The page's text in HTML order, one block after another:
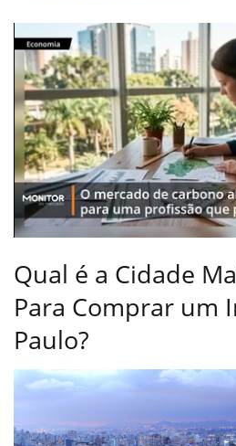
Qual é a Cidade
Para Comprar um
Paulo?